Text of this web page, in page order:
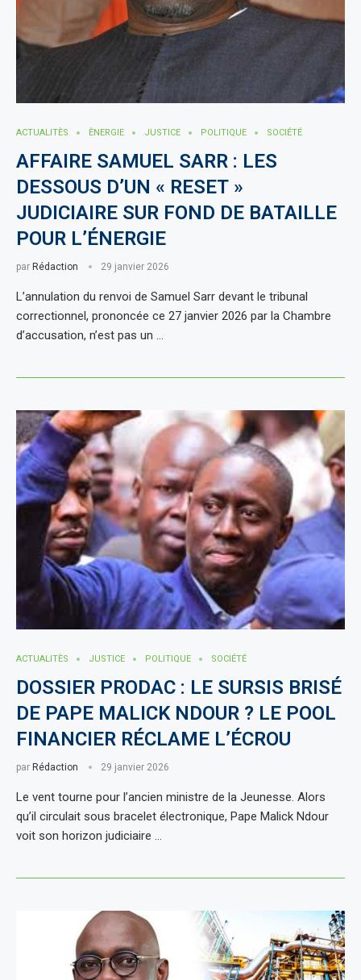
ACTUALITÈS ÈNERGIE JUSTICE POLITIQUE SOCIÉTÉ
AFFAIRE SAMUEL SARR : LES
DESSOUS D’UN « RESET »
JUDICIAIRE SUR FOND DE BATAILLE
POUR L’ÉNERGIE
par Rédaction 29 janvier 2026
L’annulation du renvoi de Samuel Sarr devant le tribunal
correctionnel, prononcée ce 27 janvier 2026 par la Chambre
d’accusation, n’est pas un …
ACTUALITÈS JUSTICE POLITIQUE SOCIÉTÉ
DOSSIER PRODAC : LE SURSIS BRISÉ
DE PAPE MALICK NDOUR ? LE POOL
FINANCIER RÉCLAME L’ÉCROU
par Rédaction 29 janvier 2026
Le vent tourne pour l’ancien ministre de la Jeunesse. Alors
qu’il circulait sous bracelet électronique, Pape Malick Ndour
voit son horizon judiciaire …